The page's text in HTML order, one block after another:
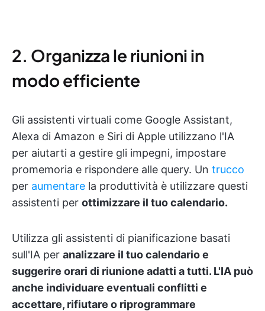
2. Organizza le riunioni in
modo efficiente
Gli assistenti virtuali come Google Assistant,
Alexa di Amazon e Siri di Apple utilizzano l'IA
per aiutarti a gestire gli impegni, impostare
promemoria e rispondere alle query. Un trucco
per aumentare la produttività è utilizzare questi
assistenti per ottimizzare il tuo calendario.
Utilizza gli assistenti di pianificazione basati
sull'IA per analizzare il tuo calendario e
suggerire orari di riunione adatti a tutti. L'IA può
anche individuare eventuali conflitti e
accettare, rifiutare o riprogrammare